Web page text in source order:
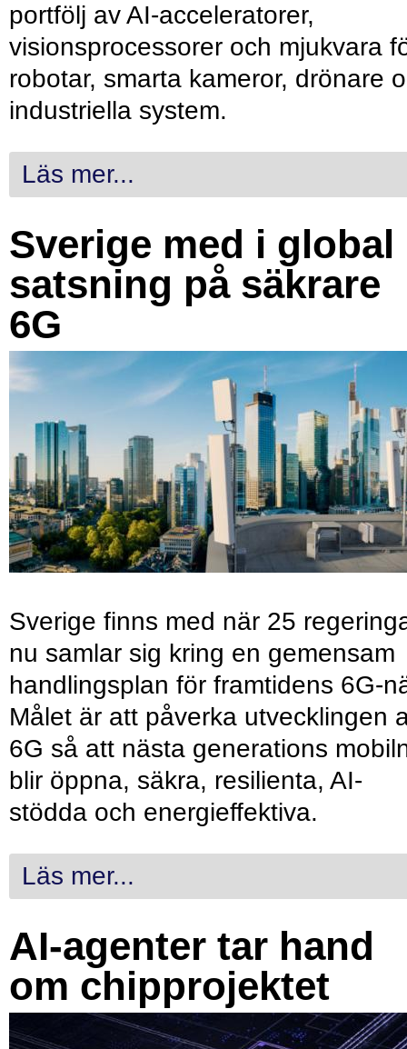
portfölj av AI-acceleratorer,
visionsprocessorer och mjukvara
robotar, smarta kameror, drönare
industriella system.
Läs mer...
Sverige med i global
satsning på säkrare
6G
Sverige finns med när 25
nu samlar sig kring en gemensam
handlingsplan för framtidens 6G-
Målet är att påverka utvecklingen
6G så att nästa generations
blir öppna, säkra, resilienta, AI-
stödda och energieffektiva.
Läs mer...
AI-agenter tar hand
om chipprojektet